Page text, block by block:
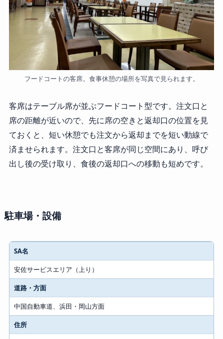
フードコートの客席。食事休憩の場所を写真で見られます。
客席はテーブル席が並ぶフードコート型です。注文口と
席の距離が近いので、先に席の空きと返却口の位置を見
ておくと、短い休憩でも注文から返却までを短い動線で
済ませられます。注文口と客席が同じ空間にあり、呼び
出し後の受け取り、食後の返却口への移動も短めです。
駐車場・設備
項目
内容
SA名
安佐サービスエリア（上り）
道路・方面
中国自動車道、浜田・岡山方面
住所